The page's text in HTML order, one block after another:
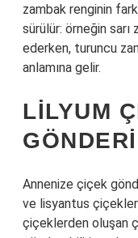
zambak renginin
sürülür: örneğin
ederken, turuncu
anlamına gelir.
LILYUM
Annenize çiçek
ve lisyantus
çiçeklerden oluşan